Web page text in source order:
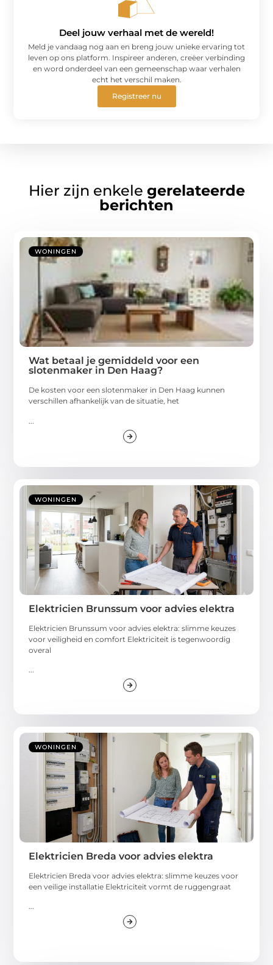
Deel jouw verhaal met de wereld!
Meld je vandaag nog aan en breng jouw unieke ervaring tot
leven op ons platform. Inspireer anderen, creëer verbinding
en word onderdeel van een gemeenschap waar verhalen
echt het verschil maken.
Registreer nu
Hier zijn enkele gerelateerde
berichten
WONINGEN
Wat betaal je gemiddeld voor een
slotenmaker in Den Haag?
De kosten voor een slotenmaker in Den Haag kunnen
verschillen afhankelijk van de situatie, het
WONINGEN
Elektricien Brunssum voor advies elektra
Elektricien Brunssum voor advies elektra: slimme keuzes
voor veiligheid en comfort Elektriciteit is tegenwoordig
overal
WONINGEN
Elektricien Breda voor advies elektra
Elektricien Breda voor advies elektra: slimme keuzes voor
een veilige installatie Elektriciteit vormt de ruggengraat
...